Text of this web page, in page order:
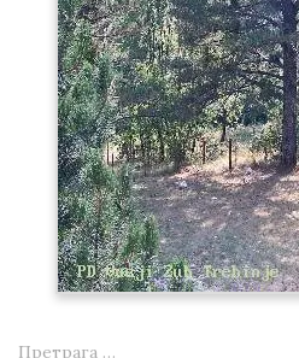
П
Претрага …